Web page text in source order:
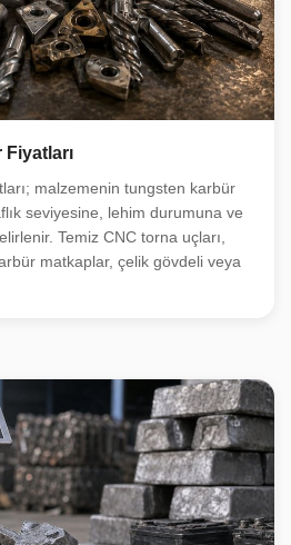
malzemenin tungsten karbür
seviyesine, lehim durumuna ve
Temiz CNC torna uçları,
matkaplar, çelik gövdeli veya